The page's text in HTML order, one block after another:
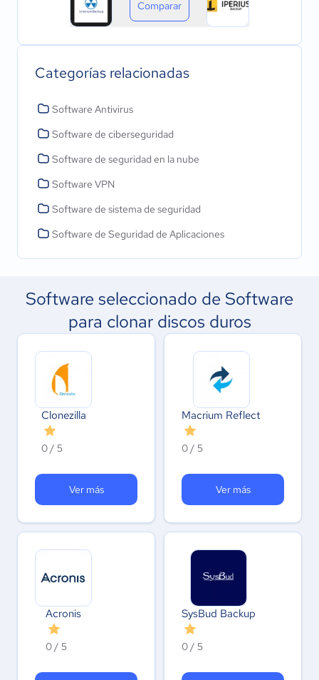
Comparar
Categorías relacionadas
Software Antivirus
Software de ciberseguridad
Software de seguridad en la nube
Software VPN
Software de sistema de seguridad
Software de Seguridad de Aplicaciones
Software seleccionado de Software
para clonar discos duros
Clonezilla
0 / 5
Ver más
Macrium Reflect
0 / 5
Ver más
Acronis
0 / 5
SysBud Backup
0 / 5